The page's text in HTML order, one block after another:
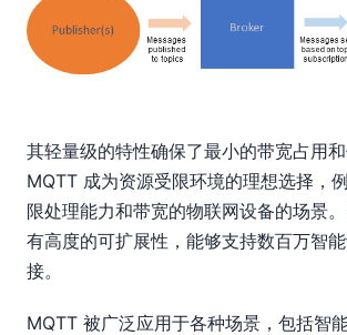
其轻量级的特性确保了最小的带宽占用
MQTT 成为资源受限环境的理想选择，
限处理能力和带宽的物联网设备的场景
有高度的可扩展性，能够支持数百万智
接。
MQTT 被广泛应用于各种场景，包括智